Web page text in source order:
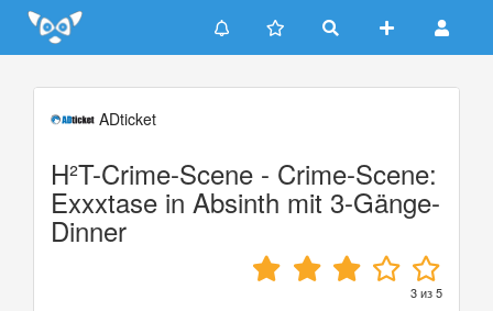
Update cookies preferences
ADticket
H²T-Crime-Scene - Crime-Scene:
Exxxtase in Absinth mit 3-Gänge-
Dinner
3из5